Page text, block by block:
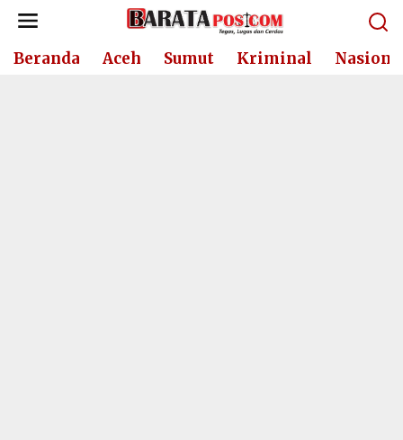
Lewati
konten
Beranda Aceh Sumut Kriminal